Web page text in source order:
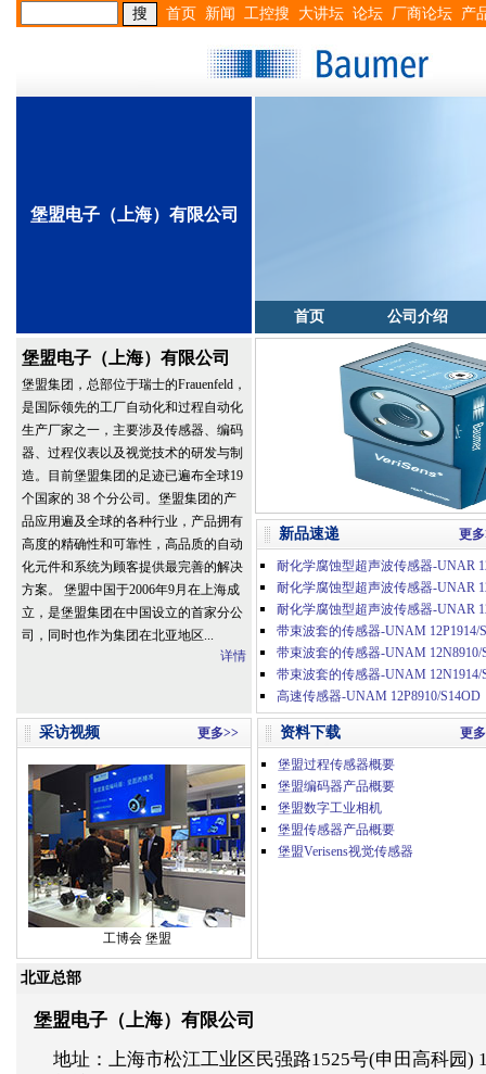
首页 新闻 工控搜 大讲坛 论坛 厂商论坛 产
堡盟电子（上海）有限公司
首页 公司介绍
堡盟电子（上海）有限公司
堡盟集团，总部位于瑞士的Frauenfeld，
是国际领先的工厂自动化和过程自动化
生产厂家之一，主要涉及传感器、编码
器、过程仪表以及视觉技术的研发与制
造。目前堡盟集团的足迹已遍布全球19
个国家的 38 个分公司。堡盟集团的产
品应用遍及全球的各种行业，产品拥有
高度的精确性和可靠性，高品质的自动
化元件和系统为顾客提供最完善的解决
方案。 堡盟中国于2006年9月在上海成
立，是堡盟集团在中国设立的首家分公
司，同时也作为集团在北亚地区...
详情
新品速递 更
带束波套的传感器-UNAM 12P1914/
高速传感器-UNAM 12P8910/S14OD
采访视频 更多>>
工博会 堡盟
资料下载 更
堡盟过程传感器概要
堡盟编码器产品概要
堡盟数字工业相机
堡盟传感器产品概要
堡盟Verisens视觉传感器
北亚总部
堡盟电子（上海）有限公司
地址：上海市松江工业区民强路1525号(申田高科园)